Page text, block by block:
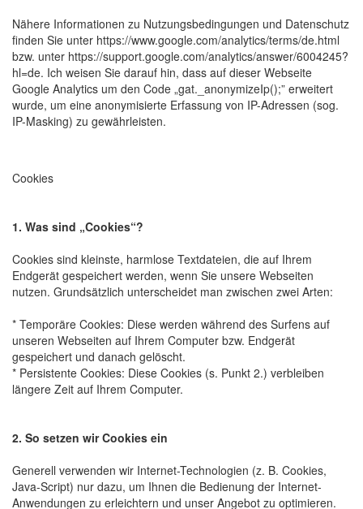
Nähere Informationen zu Nutzungsbedingungen und Datenschutz
finden Sie unter https://www.google.com/analytics/terms/de.html
bzw. unter https://support.google.com/analytics/answer/6004245?
hl=de. Ich weisen Sie darauf hin, dass auf dieser Webseite
Google Analytics um den Code „gat._anonymizeIp();” erweitert
wurde, um eine anonymisierte Erfassung von IP-Adressen (sog.
IP-Masking) zu gewährleisten.
Cookies
1. Was sind „Cookies“?
Cookies sind kleinste, harmlose Textdateien, die auf Ihrem
Endgerät gespeichert werden, wenn Sie unsere Webseiten
nutzen. Grundsätzlich unterscheidet man zwischen zwei Arten:
* Temporäre Cookies: Diese werden während des Surfens auf
unseren Webseiten auf Ihrem Computer bzw. Endgerät
gespeichert und danach gelöscht.
* Persistente Cookies: Diese Cookies (s. Punkt 2.) verbleiben
längere Zeit auf Ihrem Computer.
2. So setzen wir Cookies ein
Generell verwenden wir Internet-Technologien (z. B. Cookies,
Java-Script) nur dazu, um Ihnen die Bedienung der Internet-
Anwendungen zu erleichtern und unser Angebot zu optimieren.